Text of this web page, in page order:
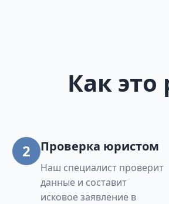
Как это
2 Проверка юристом
Наш специалист проверит
данные и составит
исковое заявление в